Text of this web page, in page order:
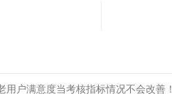
户满意度当考核指标情况不会改善！